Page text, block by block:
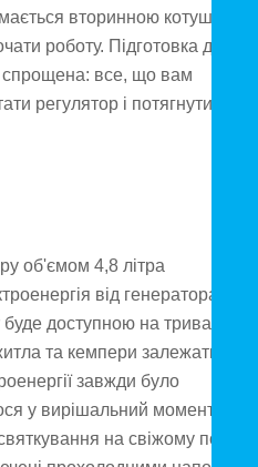
вторинною котушкою,
роботу. Підготовка до
спрощена: все, що вам
регулятор і потягнути за
об'ємом 4,8 літра
від генератора
доступною на тривалий
та кемпери залежать від
завжди було
у вирішальний момент
на свіжому повітрі